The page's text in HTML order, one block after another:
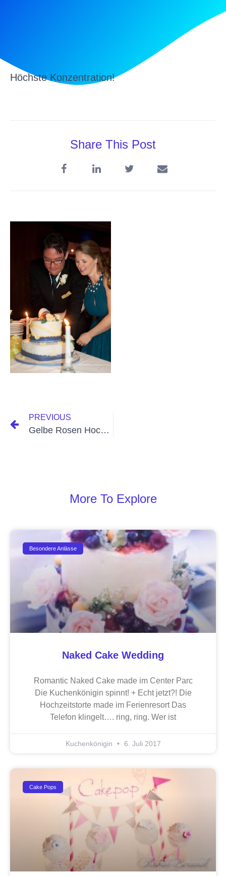
Höchste Konzentration!
Share This Post
PREVIOUS
Gelbe Rosen Hochzeitstorte
More To Explore
Besondere Anlässe
Naked Cake Wedding
Romantic Naked Cake made im Center Parc
Die Kuchenkönigin spinnt! + Echt jetzt?! Die
Hochzeitstorte made im Ferienresort Das
Telefon klingelt…. ring, ring. Wer ist
Kuchenkönigin 6. Juli 2017
Cake Pops